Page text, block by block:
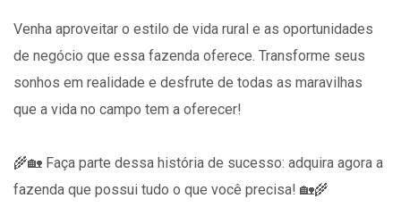
Venha aproveitar o estilo de vida rural e as oportunidades
de negócio que essa fazenda oferece. Transforme seus
sonhos em realidade e desfrute de todas as maravilhas
que a vida no campo tem a oferecer!
🌾🏡 Faça parte dessa história de sucesso: adquira agora a
fazenda que possui tudo o que você precisa! 🏡🌾